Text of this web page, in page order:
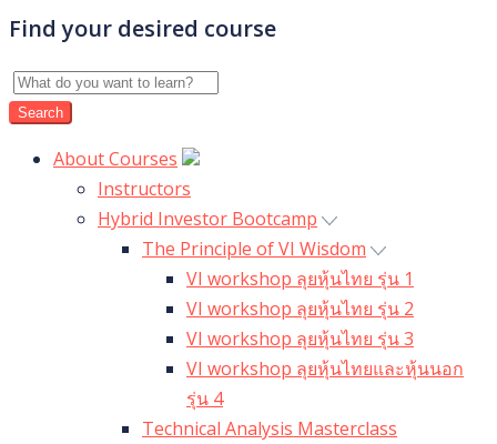
Find your desired course
About Courses
Instructors
Hybrid Investor Bootcamp
The Principle of VI Wisdom
VI workshop ลุยหุ้นไทย รุ่น 1
VI workshop ลุยหุ้นไทย รุ่น 2
VI workshop ลุยหุ้นไทย รุ่น 3
VI workshop ลุยหุ้นไทยและหุ้นนอก
รุ่น 4
Technical Analysis Masterclass